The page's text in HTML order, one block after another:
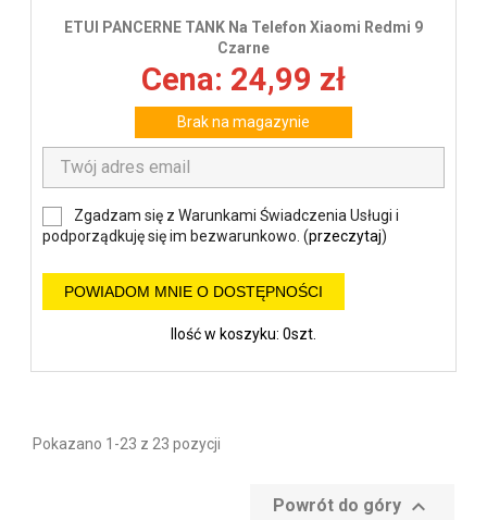
ETUI PANCERNE TANK Na Telefon Xiaomi Redmi 9
Czarne
Cena: 24,99 zł
Brak na magazynie
Zgadzam się z Warunkami Świadczenia Usługi i
podporządkuję się im bezwarunkowo. (przeczytaj)
POWIADOM MNIE O DOSTĘPNOŚCI
Ilość w koszyku: 0szt.
Pokazano 1-23 z 23 pozycji
Powrót do góry 